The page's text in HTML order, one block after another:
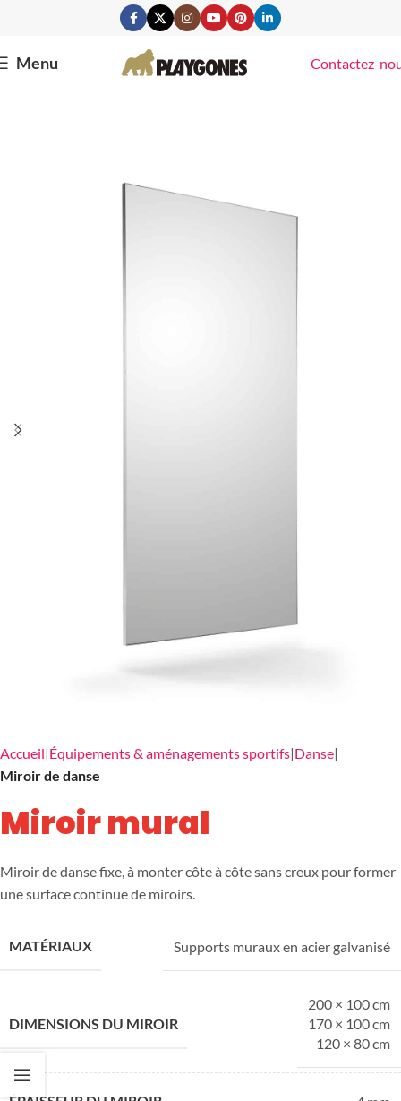
Menu Contactez-
Accueil Équipements & aménagements sportifs Danse
Miroir de danse
Miroir mural
Miroir de danse fixe, à monter côte à côte sans creux pour former
une surface continue de miroirs.
MATÉRIAUX Supports muraux en acier galvanisé
DIMENSIONS DU MIROIR
200 × 100 cm
170 × 100 cm
120 × 80 cm